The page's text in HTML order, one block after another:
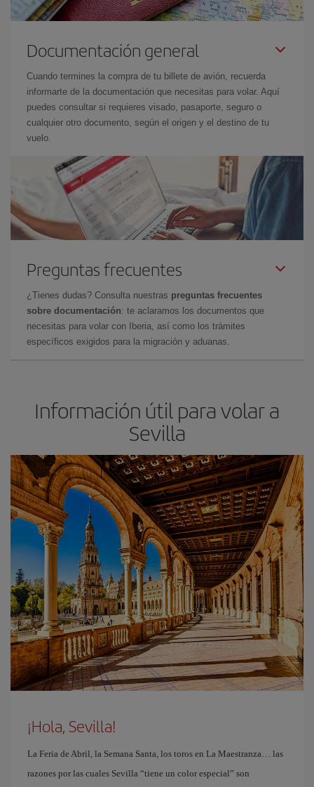
Documentación general
Cuando termines la compra de tu billete de avión, recuerda
informarte de la documentación que necesitas para volar. Aquí
puedes consultar si requieres visado, pasaporte, seguro o
cualquier otro documento, según el origen y el destino de tu
vuelo.
Preguntas frecuentes
¿Tienes dudas? Consulta nuestras preguntas frecuentes
sobre documentación: te aclaramos los documentos que
necesitas para volar con Iberia, así como los trámites
específicos exigidos para la migración y aduanas.
Información útil para volar a
Sevilla
¡Hola, Sevilla!
La Feria de Abril, la Semana Santa, los toros en La Maestranza… las
razones por las cuales Sevilla “tiene un color especial” son